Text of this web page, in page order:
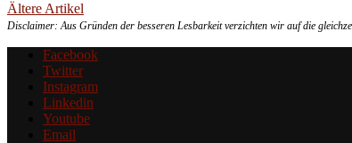
Ältere Artikel
Disclaimer: Aus Gründen der besseren Lesbarkeit verzichten wir auf die
Facebook
Twitter
Instagram
Linkedin
Youtube
Email